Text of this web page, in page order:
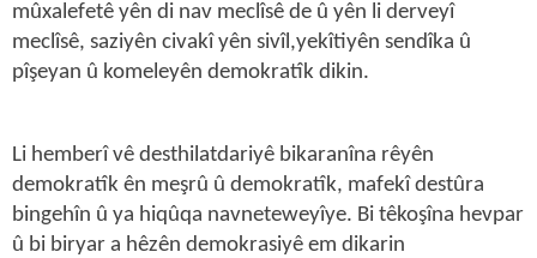
mûxalefetê yên di nav meclîsê de û yên li derveyî
meclîsê, saziyên civakî yên sivîl,yekîtiyên sendîka û
pîşeyan û komeleyên demokratîk dikin.
Li hemberî vê desthilatdariyê bikaranîna rêyên
demokratîk ên meşrû û demokratîk, mafekî destûra
bingehîn û ya hiqûqa navneteweyîye. Bi têkoşîna hevpar
û bi biryar a hêzên demokrasiyê em dikarin